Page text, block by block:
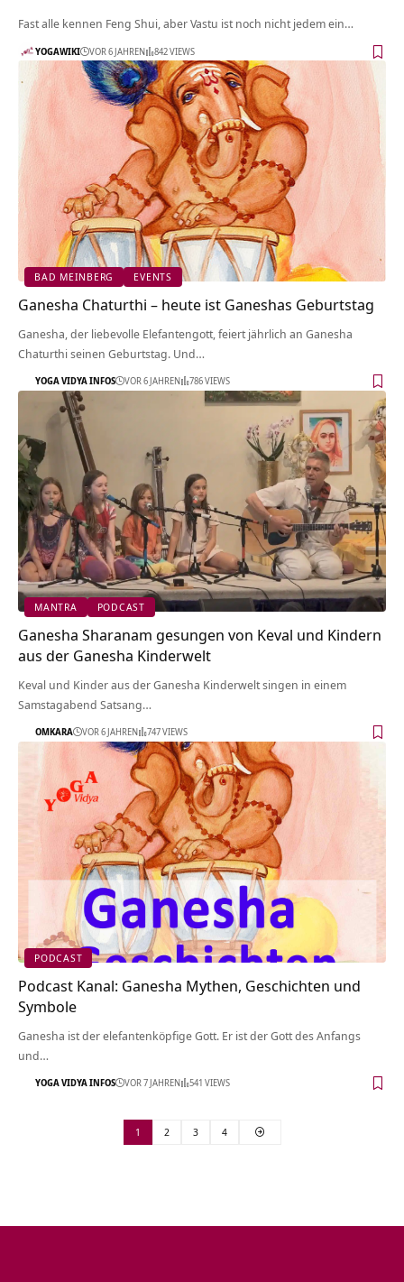
Fast alle kennen Feng Shui, aber Vastu ist noch nicht jedem ein…
YOGAWIKI VOR 6 JAHREN 842 VIEWS
BAD MEINBERG EVENTS
Ganesha Chaturthi – heute ist Ganeshas Geburtstag
Ganesha, der liebevolle Elefantengott, feiert jährlich an Ganesha
Chaturthi seinen Geburtstag. Und…
YOGA VIDYA INFOS VOR 6 JAHREN 786 VIEWS
MANTRA PODCAST
Ganesha Sharanam gesungen von Keval und Kindern
aus der Ganesha Kinderwelt
Keval und Kinder aus der Ganesha Kinderwelt singen in einem
Samstagabend Satsang…
OMKARA VOR 6 JAHREN 747 VIEWS
PODCAST
Podcast Kanal: Ganesha Mythen, Geschichten und
Symbole
Ganesha ist der elefantenköpfige Gott. Er ist der Gott des Anfangs
und…
YOGA VIDYA INFOS VOR 7 JAHREN 541 VIEWS
1 2 3 4